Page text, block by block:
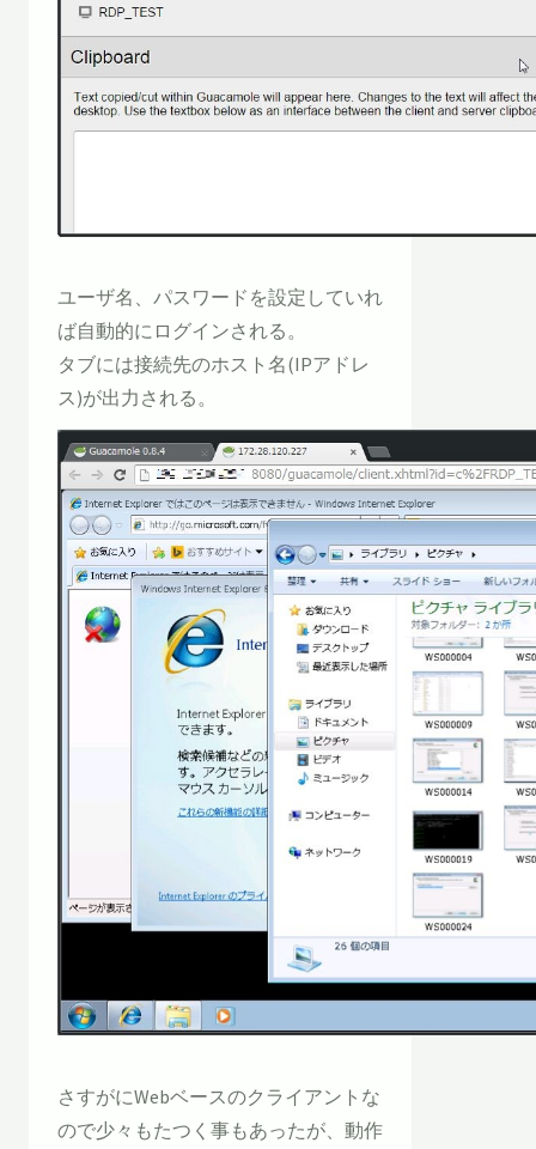
ユーザ名、パスワードを設定していれ
ば自動的にログインされる。
タブには接続先のホスト名(IPアドレ
ス)が出力される。
さすがにWebベースのクライアントな
ので少々もたつく事もあったが、動作